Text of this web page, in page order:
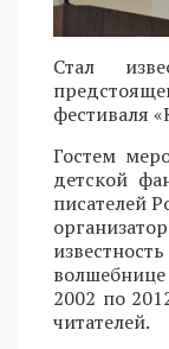
Стал
фестиваля
Гостем
детской
писателей
2002 по
читателей.